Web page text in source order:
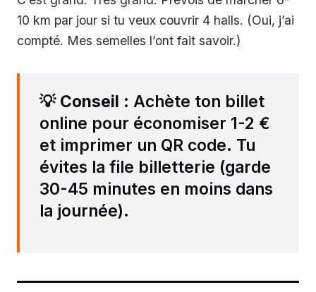
10 km par jour si tu veux couvrir 4 halls. (Oui, j’ai
compté. Mes semelles l’ont fait savoir.)
💡 Conseil : Achète ton billet
online pour économiser 1-2 €
et imprimer un QR code. Tu
évites la file billetterie (garde
30-45 minutes en moins dans
la journée).